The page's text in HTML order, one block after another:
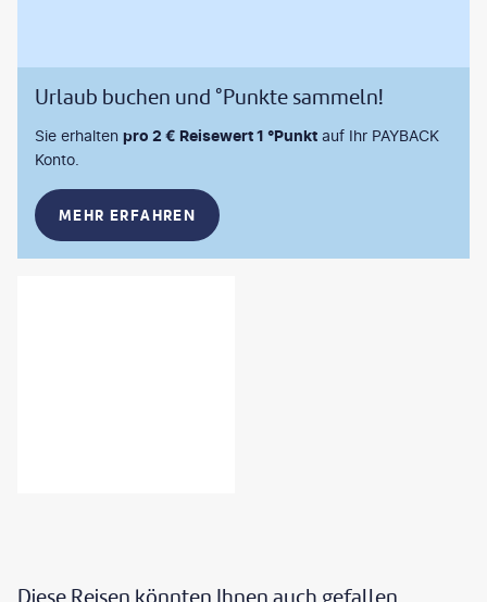
Urlaub buchen und °Punkte sammeln!
Sie erhalten pro 2 € Reisewert 1 °Punkt auf Ihr PAYBACK
Konto.
MEHR ERFAHREN